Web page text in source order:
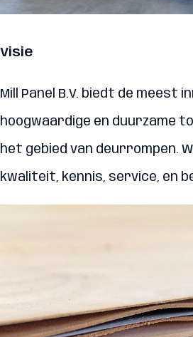
Visie
Mill Panel B.V. biedt de meest
hoogwaardige en duurzame
het gebied van deurrompen.
kwaliteit, kennis, service, en